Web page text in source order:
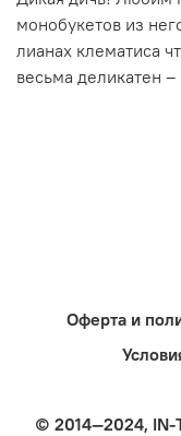
монобукетов из
лианах клематиса
весьма деликатен
Оферта и
© 2014—2024, IN-